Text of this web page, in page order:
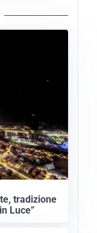
tradizione
Luce”